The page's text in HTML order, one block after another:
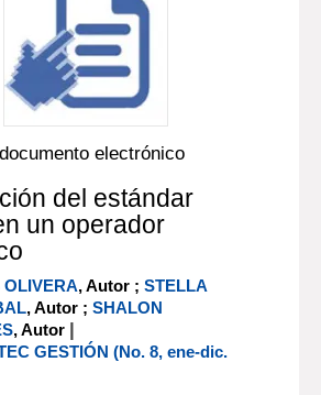
electrónico
del estándar
un operador
, Autor ;STELLA
, Autor ;SHALON
, Autor |
GESTIÓN (No. 8, ene-dic.